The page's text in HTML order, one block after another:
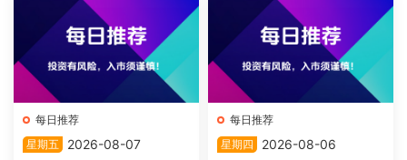
每日推荐
星期五
2026-08-07
每日推荐
星期四
2026-08-06